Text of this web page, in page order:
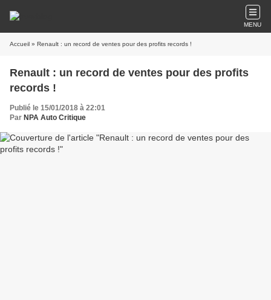
MENU
Accueil » Renault : un record de ventes pour des profits records !
Renault : un record de ventes pour des profits
records !
Publié le 15/01/2018 à 22:01
Par NPA Auto Critique